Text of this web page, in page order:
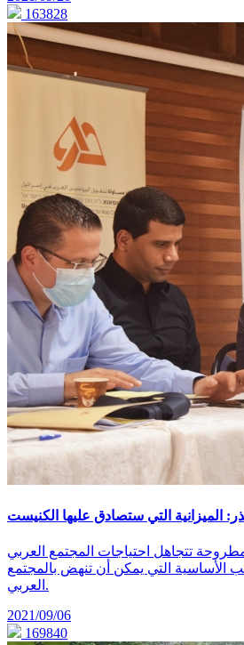
163828
تتجاهل احتياجات المجتمع العربي
الأساسية التي يمكن أن تنهض بالمجتمع
العربي.
2021/09/06
169840